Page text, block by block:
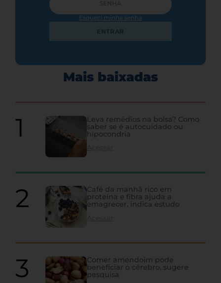
Esqueci minha senha
ENTRAR
Mais baixadas
Leva remédios na bolsa? Como
saber se é autocuidado ou
hipocondria
Café da manhã rico em
proteína e fibra ajuda a
emagrecer, indica estudo
Comer amendoim pode
beneficiar o cérebro, sugere
pesquisa